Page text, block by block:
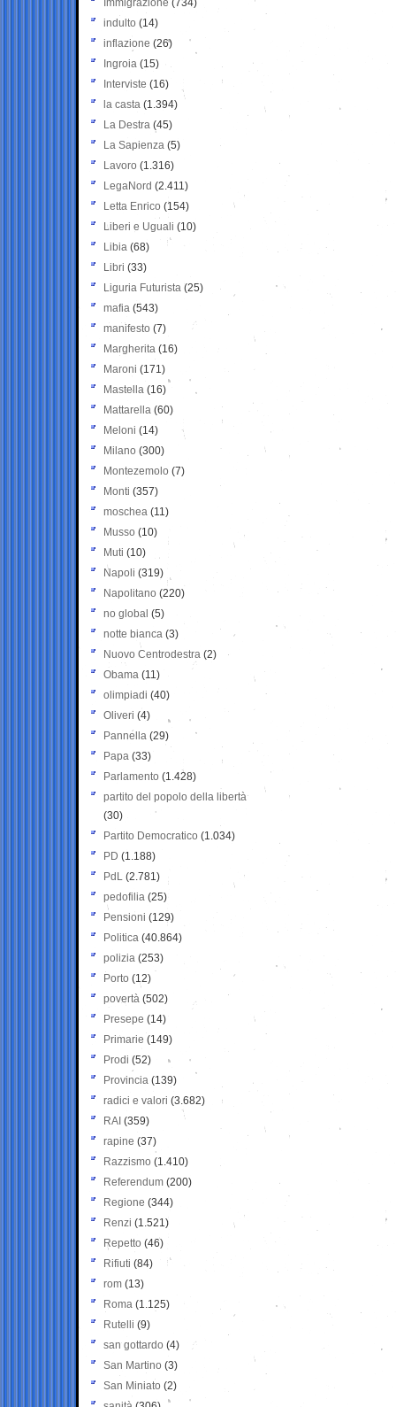
Immigrazione (734)
indulto (14)
inflazione (26)
Ingroia (15)
Interviste (16)
la casta (1.394)
La Destra (45)
La Sapienza (5)
Lavoro (1.316)
LegaNord (2.411)
Letta Enrico (154)
Liberi e Uguali (10)
Libia (68)
Libri (33)
Liguria Futurista (25)
mafia (543)
manifesto (7)
Margherita (16)
Maroni (171)
Mastella (16)
Mattarella (60)
Meloni (14)
Milano (300)
Montezemolo (7)
Monti (357)
moschea (11)
Musso (10)
Muti (10)
Napoli (319)
Napolitano (220)
no global (5)
notte bianca (3)
Nuovo Centrodestra (2)
Obama (11)
olimpiadi (40)
Oliveri (4)
Pannella (29)
Papa (33)
Parlamento (1.428)
partito del popolo della libertà
(30)
Partito Democratico (1.034)
PD (1.188)
PdL (2.781)
pedofilia (25)
Pensioni (129)
Politica (40.864)
polizia (253)
Porto (12)
povertà (502)
Presepe (14)
Primarie (149)
Prodi (52)
Provincia (139)
radici e valori (3.682)
RAI (359)
rapine (37)
Razzismo (1.410)
Referendum (200)
Regione (344)
Renzi (1.521)
Repetto (46)
Rifiuti (84)
rom (13)
Roma (1.125)
Rutelli (9)
san gottardo (4)
San Martino (3)
San Miniato (2)